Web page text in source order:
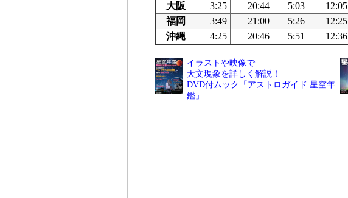
大阪
3:25 20:44 5:03 12:05
福岡
3:49 21:00 5:26 12:25
沖縄
4:25 20:46 5:51 12:36
イラストや映像で
天文現象を詳しく解説！
DVD付ムック「アストロガイド 星空年
鑑」